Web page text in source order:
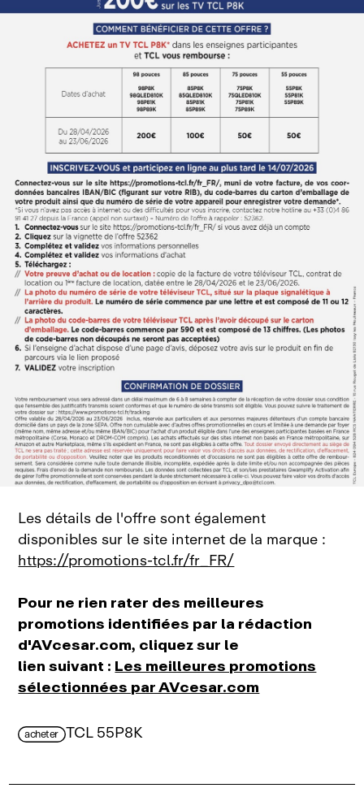
Les détails de l'offre sont également
disponibles sur le site internet de la marque :
https://promotions-tcl.fr/fr_FR/
Pour ne rien rater des meilleures
promotions identifiées par la rédaction
d'AVcesar.com, cliquez sur le
lien suivant :Les meilleures promotions
sélectionnées par AVcesar.com
acheter TCL 55P8K